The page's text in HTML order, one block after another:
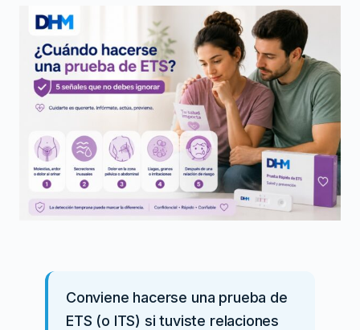
Conviene hacerse una prueba de
ETS (o ITS) si tuviste relaciones